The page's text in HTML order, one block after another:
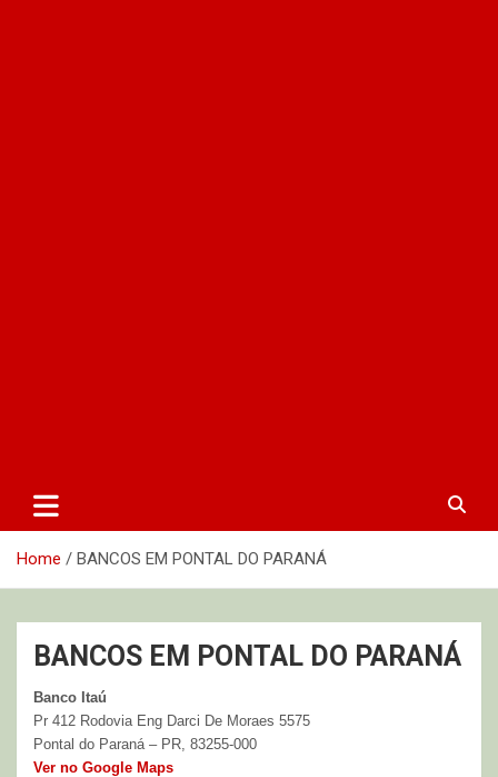
Home BANCOS EM PONTAL DO PARANÁ
BANCOS EM PONTAL DO PARANÁ
Banco Itaú
Pr 412 Rodovia Eng Darci De Moraes 5575
Pontal do Paraná – PR, 83255-000
Ver no Google Maps